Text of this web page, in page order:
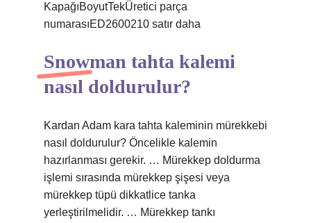
KapağıBoyut‎TekÜretici parça
numarası‎ED2600210 satır daha
Snowman tahta kalemi
nasıl doldurulur?
Kardan Adam kara tahta kaleminin mürekkebi
nasıl doldurulur? Öncelikle kalemin
hazırlanması gerekir. … Mürekkep doldurma
işlemi sırasında mürekkep şişesi veya
mürekkep tüpü dikkatlice tanka
yerleştirilmelidir. … Mürekkep tankı